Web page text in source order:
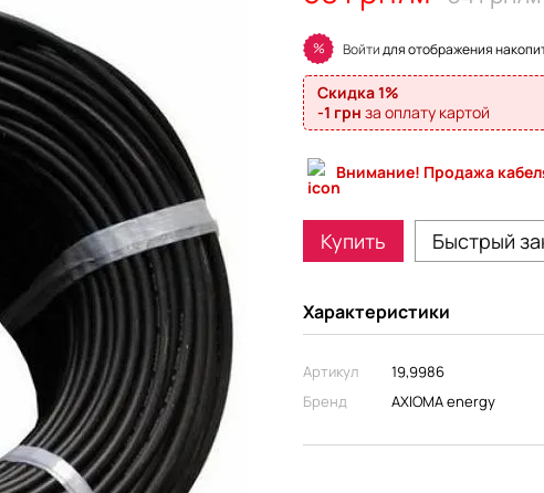
% Войтидля отображения
Скидка 1%
-1 грн за оплату картой
Внимание! Продажа
Купить Быстрый
Характеристики
Артикул
19,9986
Бренд
AXIOMA energy